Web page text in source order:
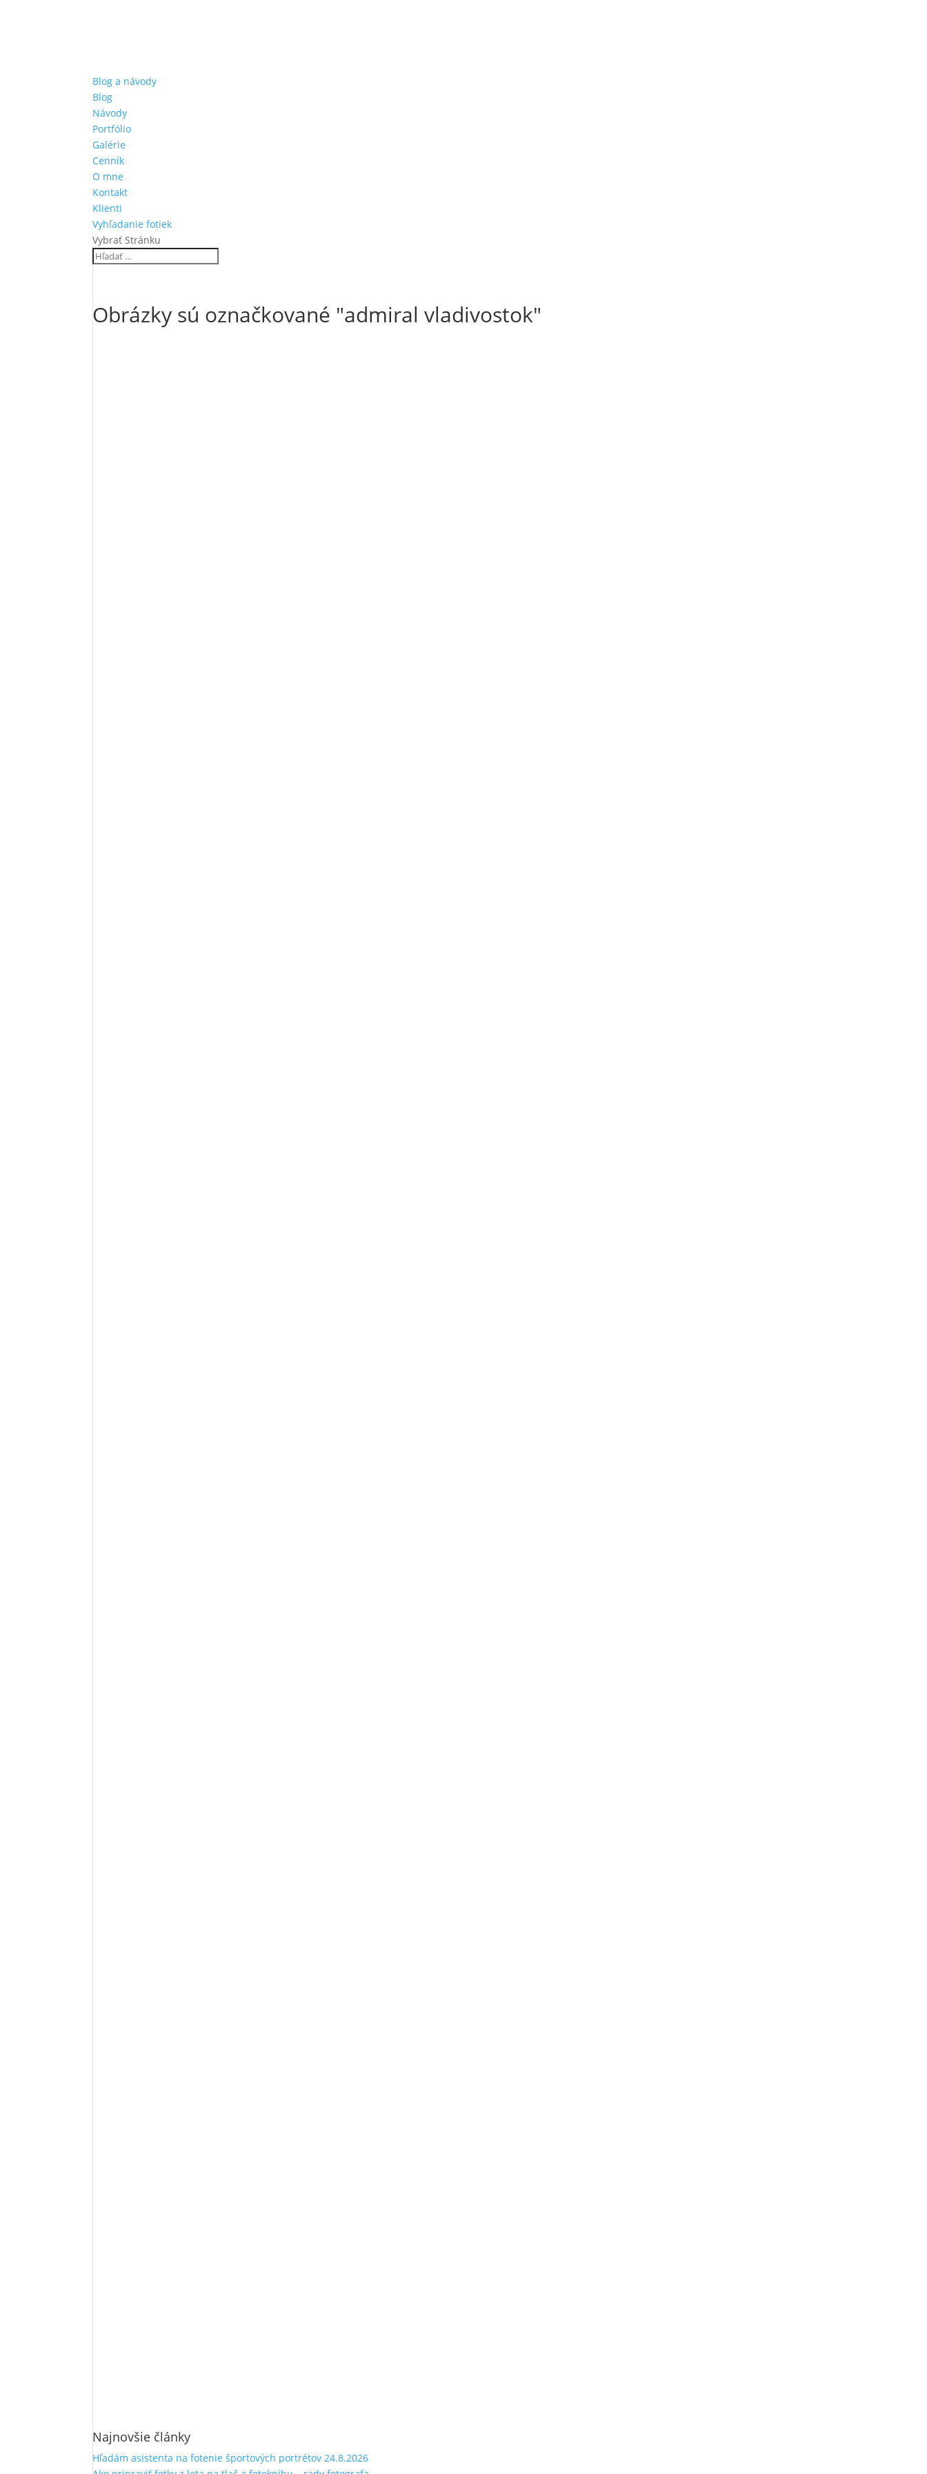
Blog a návody
Blog
Návody
Portfólio
Galérie
Cenník
O mne
Kontakt
Klienti
Vyhľadanie fotiek
Vybrať Stránku
Obrázky sú označkované "admiral vladivostok"
Najnovšie články
Hľadám asistenta na fotenie športových portrétov 24.8.2026